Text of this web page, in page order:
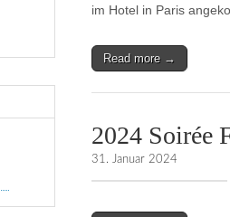
im Hotel in Paris
Read more →
2024 Soirée
31. Januar 2024